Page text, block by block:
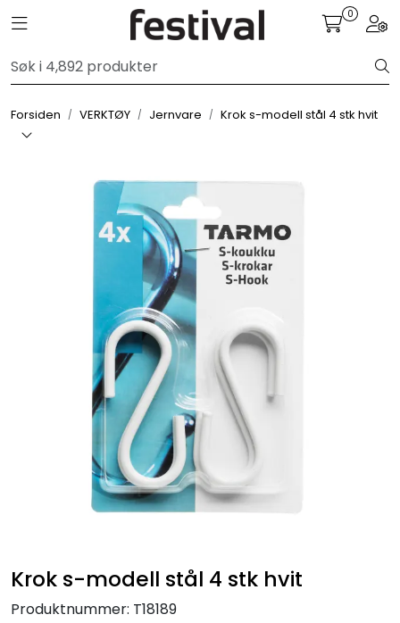
Skip to main content
Toggle navigation 0
Forsiden VERKTØY Jernvare Krok s-modell stål 4 stk hvit
Krok s-modell stål 4 stk hvit
Produktnummer: T18189
GRILL
UTEMILJØ
JUL